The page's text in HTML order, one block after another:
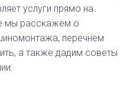
услуги прямо на
мы расскажем о
перечнем
а также дадим советы